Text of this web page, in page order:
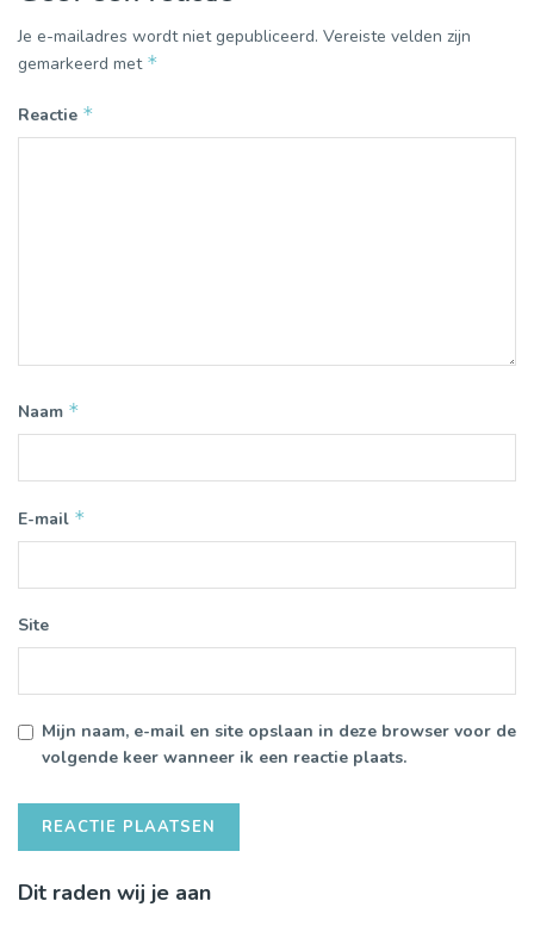
Je e-mailadres wordt niet gepubliceerd. Vereiste velden zijn
gemarkeerd met *
Reactie *
Naam *
E-mail *
Site
Mijn naam, e-mail en site opslaan in deze browser voor de
volgende keer wanneer ik een reactie plaats.
Dit raden wij je aan